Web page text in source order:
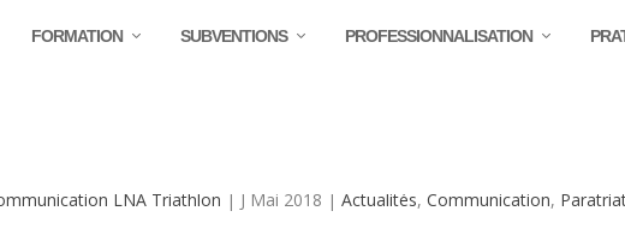
FORMATION SUBVENTIONS PROFESSIONNALISATION
LNA Triathlon | J Mai 2018 | Actualités, Communication,